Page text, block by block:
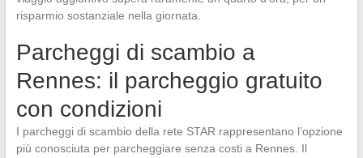
risparmio sostanziale nella giornata.
Parcheggi di scambio a
Rennes: il parcheggio gratuito
con condizioni
I parcheggi di scambio della rete STAR rappresentano l’opzione
più conosciuta per parcheggiare senza costi a Rennes. Il